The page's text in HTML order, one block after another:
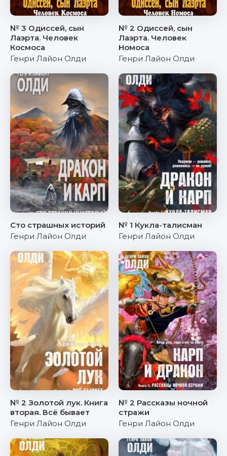
№ 3 Одиссей, сын
Лаэрта. Человек
Космоса
Генри Лайон Олди
№ 2 Одиссей, сын
Лаэрта. Человек
Номоса
Генри Лайон Олди
Сто страшных историй
Генри Лайон Олди
№ 1 Кукла-талисман
Генри Лайон Олди
№ 2 Золотой лук. Книга
вторая. Всё бывает
Генри Лайон Олди
№ 2 Рассказы ночной
стражи
Генри Лайон Олди